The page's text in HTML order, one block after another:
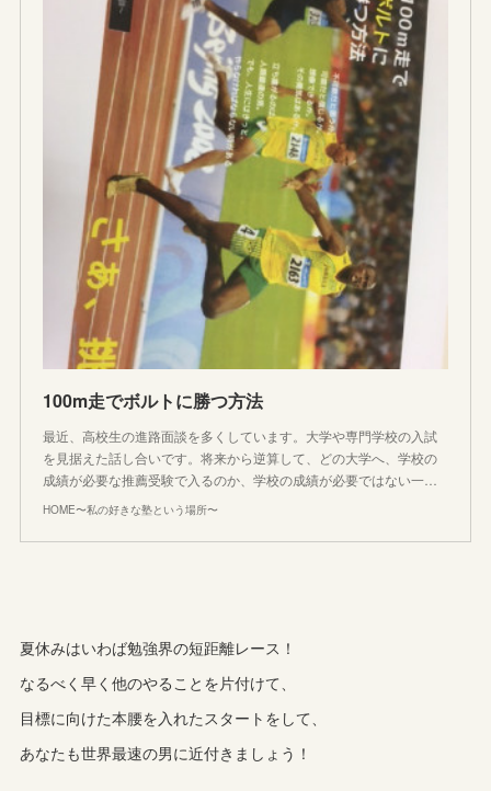
100m走でボルトに勝つ方法
最近、高校生の進路面談を多くしています。大学や専門学校の入試
を見据えた話し合いです。将来から逆算して、どの大学へ、学校の
成績が必要な推薦受験で入るのか、学校の成績が必要ではない一…
HOME〜私の好きな塾という場所〜
夏休みはいわば勉強界の短距離レース！
なるべく早く他のやることを片付けて、
目標に向けた本腰を入れたスタートをして、
あなたも世界最速の男に近付きましょう！